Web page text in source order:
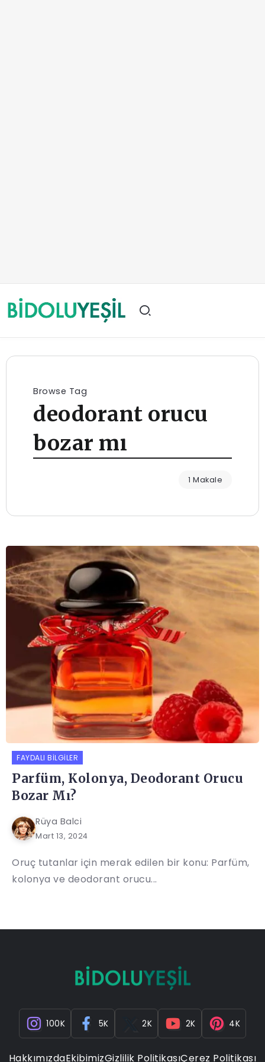
Browse Tag
deodorant orucu
bozar mı
1 Makale
FAYDALI BILGILER
Parfüm, Kolonya, Deodorant Orucu
Bozar Mı?
Rüya Balci
Mart 13, 2024
Oruç tutanlar için merak edilen bir konu: Parfüm,
kolonya ve deodorant orucu...
100K 5K 2K 2K 4K
HakkımızdaEkibimizGizlilik PolitikasıÇerez Politikası